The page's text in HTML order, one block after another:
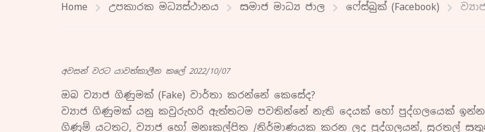
Home උපකාරක මධ්‍යස්ථානය සමාජ මාධ්‍ය ජාල ෆේස්බුක් (Facebook)
අවසන් වරට යාවත්කාලීන කලේ 2022/10/07
ඔබ ව්‍යාජ ගිණුමක් (Fake) වාර්තා කරන්නේ කෙසේද?
ව්‍යාජ ගිණුමක් යනු කවුරුහරි ඇත්තටම පවතින්නේ නැති දෙයක් හෝ පුද්ගලයෙක්
ගිණුම් යටතට, ව්‍යාජ හෝ මනඃකල්පිත /නිර්මාණයක කරන ලද පුද්ගලයන්, සුරතල්